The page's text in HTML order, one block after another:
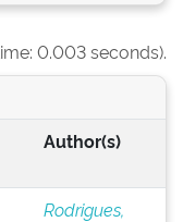
0.003 seconds).
Author(s)
Rodrigues,